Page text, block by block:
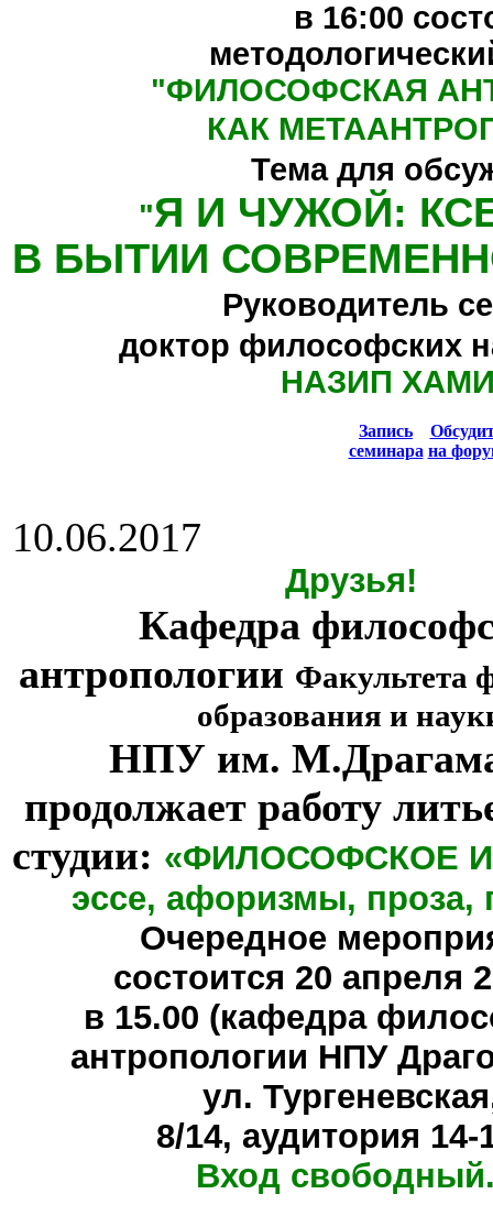
в 16:00
"ФИЛОСОФСКАЯ
КАК
Тема для
"Я И ЧУЖОЙ:
В БЫТИИ
Руководитель
доктор философских
НАЗИП
Запись
семинара на
10.06.2017
Друзья!
Кафедра
антропологии Факультета
образования и
НПУ им.
продолжает работу
студии: «ФИЛОСОФСКОЕ
эссе, афоризмы, проза,
Очередное
состоится 20 апреля
в 15.00 (кафедра
антропологии НПУ
ул.
8/14, аудитория 14-
Вход